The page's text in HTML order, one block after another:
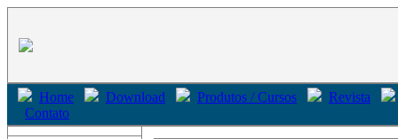
Home Download Produtos / Cursos
Revista
Contato